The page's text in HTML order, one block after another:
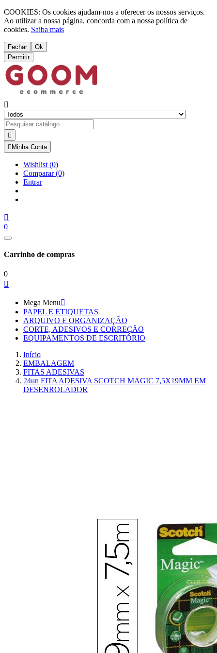
COOKIES: Os cookies ajudam-nos a oferecer os nossos serviços.
Ao utilizar a nossa página, concorda com a nossa política de
cookies. Saiba mais
Fechar
Ok
Permitir


 Minha Conta
Wishlist (0)
Comparar(0)
Entrar

0
Carrinho de compras
0

Mega Menu
PAPEL E ETIQUETAS
ARQUIVO E ORGANIZAÇÃO
CORTE, ADESIVOS E CORREÇÃO
EQUIPAMENTOS DE ESCRITÓRIO
Início
EMBALAGEM
FITAS ADESIVAS
24un FITA ADESIVA SCOTCH MAGIC 7,5X19MM EM
DESENROLADOR